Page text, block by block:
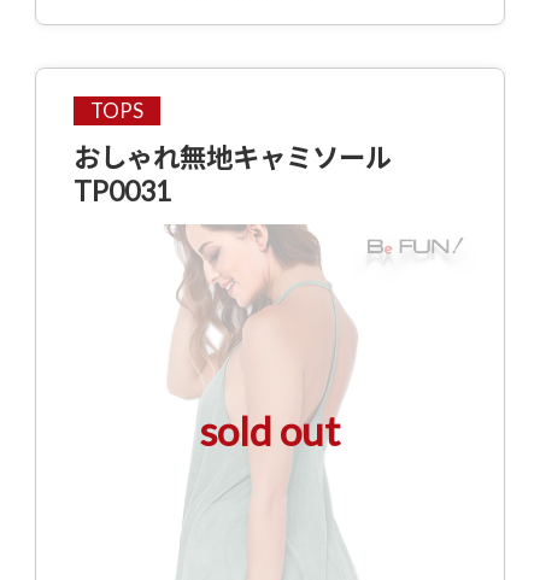
TOPS
おしゃれ無地キャミソール
TP0031
sold out